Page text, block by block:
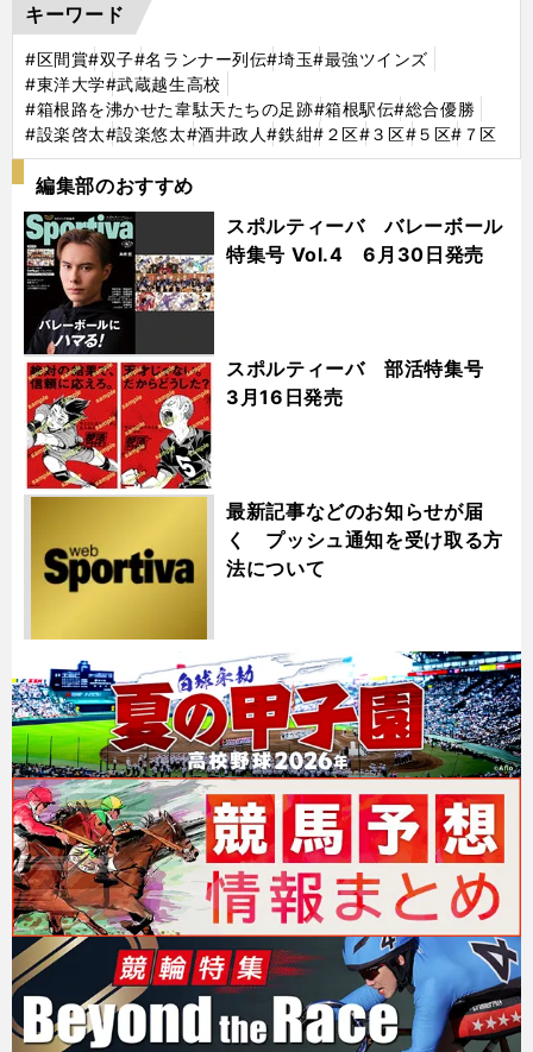
キーワード
#区間賞#双子#名ランナー列伝#埼玉#最強ツインズ
#東洋大学#武蔵越生高校
#箱根路を沸かせた韋駄天たちの足跡#箱根駅伝#総合優勝
#設楽啓太#設楽悠太#酒井政人#鉄紺#２区#３区#５区#７区
編集部のおすすめ
スポルティーバ バレーボール
特集号 Vol.4 6月30日発売
スポルティーバ 部活特集号
3月16日発売
最新記事などのお知らせが届
く プッシュ通知を受け取る方
法について